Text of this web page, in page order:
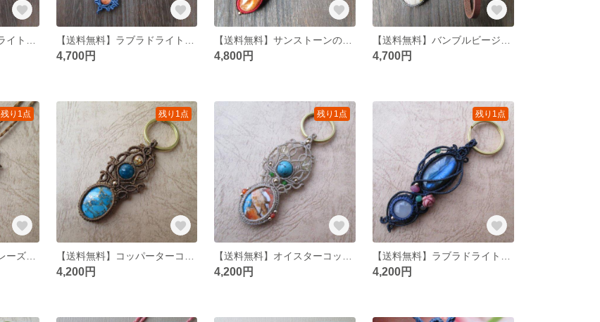
4,700円 4,800円 4,700円
残り1点
【送料無料】クリソプレーズのマクラメネックレス
残り1点
4,200円
残り1点
4,200円
残り1点
4,200円